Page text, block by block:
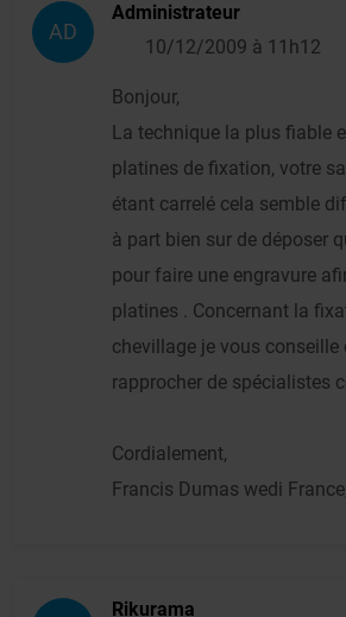
AD
Administrateur
10/12/2009 à 11h12
Bonjour,
La technique la plus fiable
platines de fixation, votre
étant carrelé cela semble
à part bien sur de déposer
pour faire une engravure
platines . Concernant la
chevillage je vous conseille
rapprocher de spécialistes
Cordialement,
Francis Dumas wedi France,
Rikurama